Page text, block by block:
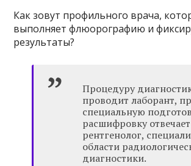
Как зовут профильного врача,
выполняет флюорографию и
результаты?
Процедуру
проводит лаборант,
специальную
расшифровку отвечает
рентгенолог,
области
диагностики.